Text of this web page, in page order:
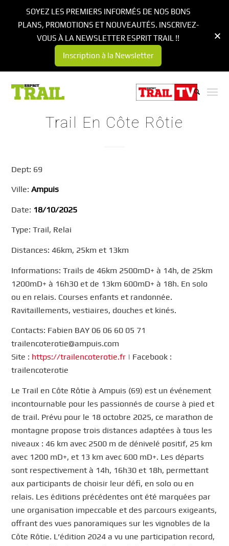
Trail En Côte Rôtie
Dept: 69
Ville:Ampuis
Date: 18/10/2025
Type: Trail, Relai
Distances: 46km, 25km et 13km
Informations: Trails de 46km 2500mD+ à 14h, de 25km
1200mD+ à 16h30 et de 13km 600mD+ à 18h. En solo
ou en relais. Courses enfants et randonnée.
Ravitaillements, vestiaires, douches et kinés.
Contacts: Fabien BAY 06 06 60 05 71
trailencoterotie@ampuis.com
Site : https://trailencoterotie.fr | Facebook :
trailencoterotie
Le Trail en Côte Rôtie à Ampuis (69) est un événement
incontournable pour les passionnés de course à pied et
de trail. Prévu pour le 18 octobre 2025, ce marathon de
montagne propose trois distances adaptées à tous les
niveaux : 46 km avec 2500 m de dénivelé positif, 25 km
avec 1200 mD+, et 13 km avec 600 mD+. Les départs
sont respectivement à 14h, 16h30 et 18h, permettant
aux participants de choisir leur défi, en solo ou en
relais. Les éditions précédentes ont été marquées par
une organisation impeccable et des parcours exigeants,
offrant des vues panoramiques sur les vignobles de la
Côte Rôtie. L’édition 2024 a vu une participation record,
SOYEZ LES PREMIERS INFORMÉS DE NOS BONS
PLANS, PROMOTIONS ET NOUVEAUTÉS. INSCRIVEZ-
VOUS À LA NEWSLETTER ESPRIT TRAIL !!
Inscription à la Newsletter